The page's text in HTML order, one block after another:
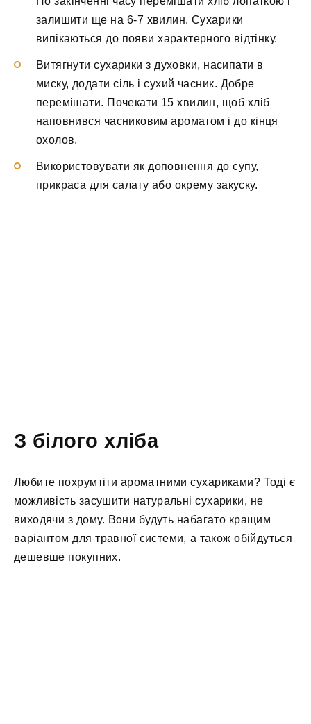
залишити ще на 6-7 хвилин. Сухарики
випікаються до появи характерного відтінку.
Витягнути сухарики з духовки, насипати в
миску, додати сіль і сухий часник. Добре
перемішати. Почекати 15 хвилин, щоб хліб
наповнився часниковим ароматом і до кінця
охолов.
Використовувати як доповнення до супу,
прикраса для салату або окрему закуску.
З білого хліба
Любите похрумтіти ароматними сухариками? Тоді є
можливість засушити натуральні сухарики, не
виходячи з дому. Вони будуть набагато кращим
варіантом для травної системи, а також обійдуться
дешевше покупних.